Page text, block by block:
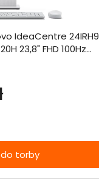
IdeaCentre 24IRH9
23,8" FHD 100Hz
do torby
do porównania
Omówienie